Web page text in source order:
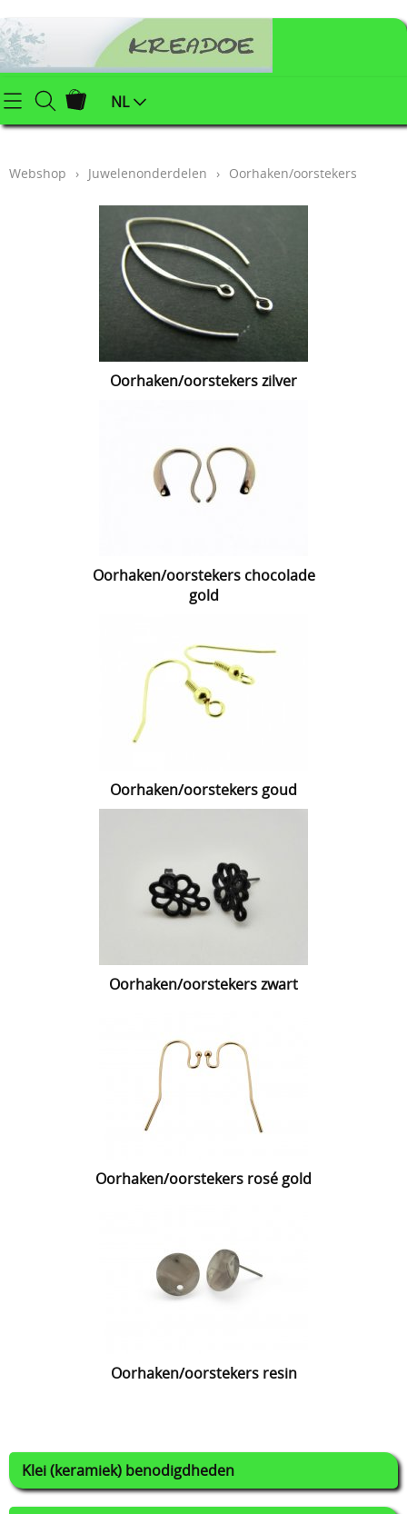
Startpagina
Klei (keramiek) benodigdheden
Afgewerkte juwelen
Kerstartikelen
Juwelenonderdelen
Powertex (textielverharder)
NL
Klei (keramiek) benodigdheden
Webshop › Juwelenonderdelen › Oorhaken/oorstekers
Oorhaken/oorstekers zilver
Oorhaken/oorstekers chocolade
gold
Oorhaken/oorstekers goud
Oorhaken/oorstekers zwart
Oorhaken/oorstekers rosé gold
Oorhaken/oorstekers resin